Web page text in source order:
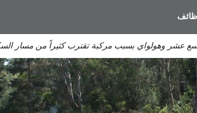
المحتوى
الرئيسي
عشر وهولواي بسبب مركبة تقترب كثيراً من مسار